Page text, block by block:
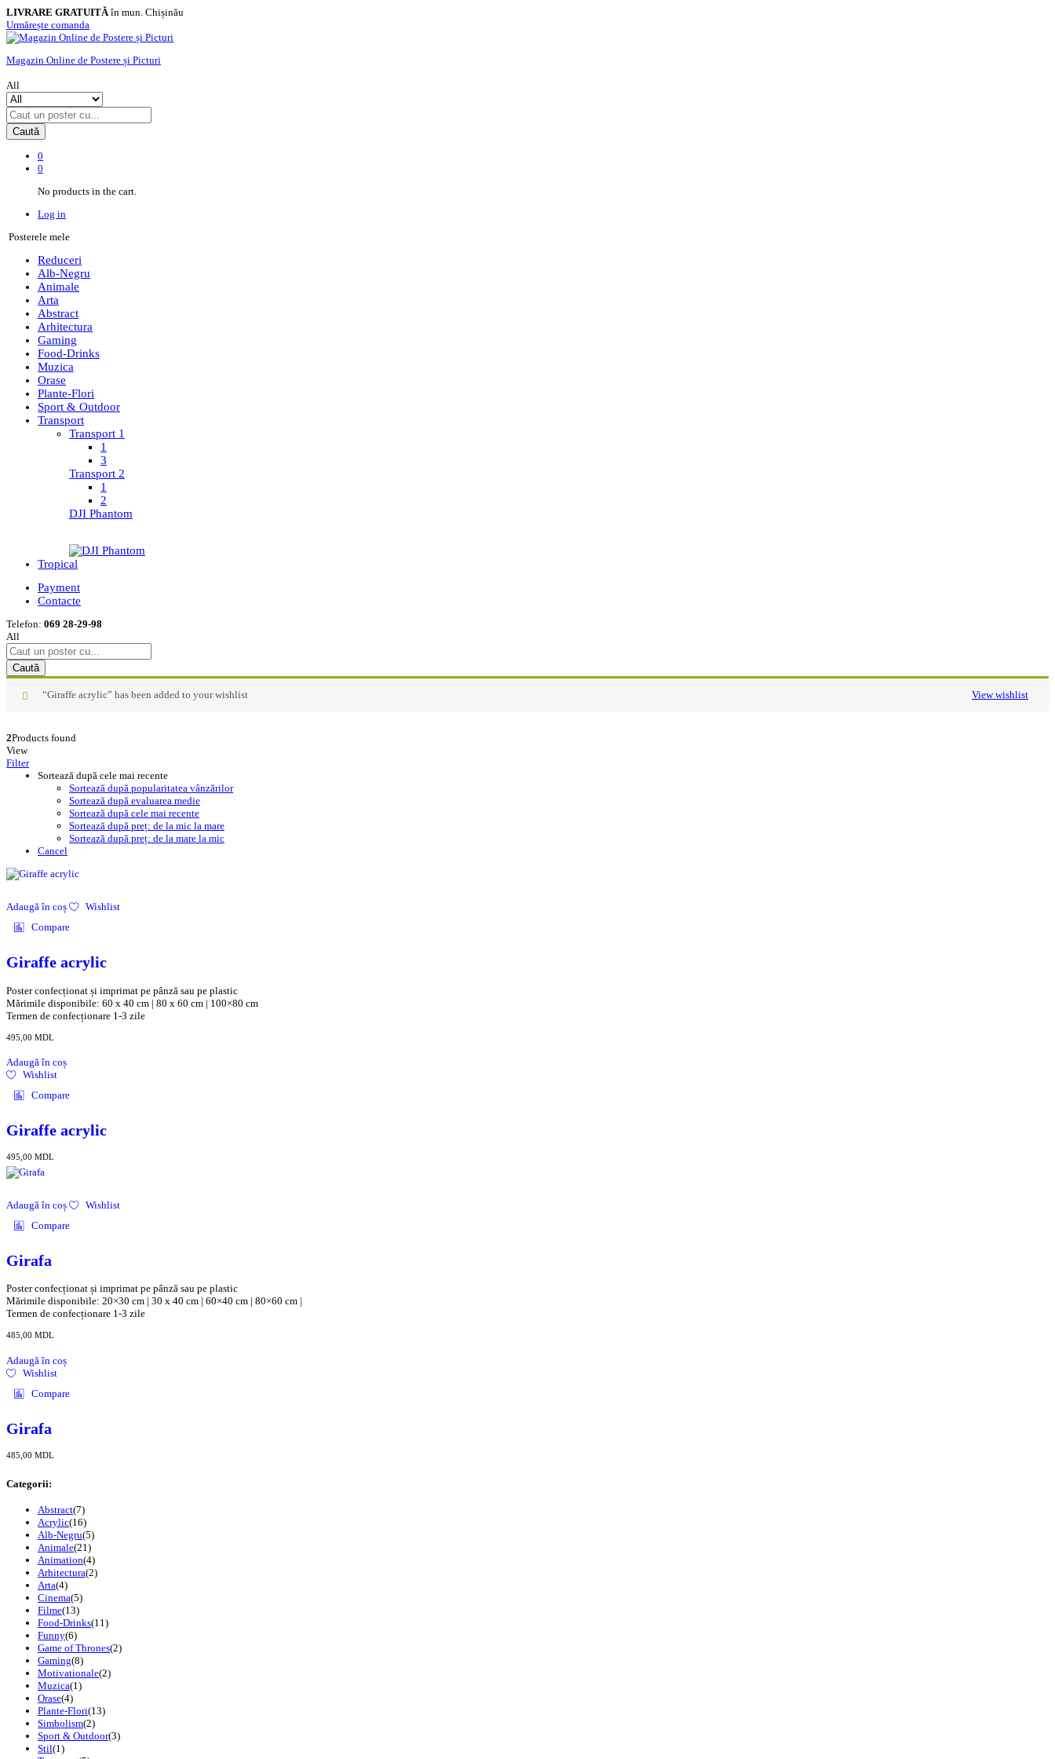
LIVRARE GRATUITĂîn mun. Chișinău
Urmărește comanda
Magazin Online de Postere și Picturi
All
Caută
0
0
No products in the cart.
Log in
Posterele mele
Reduceri
Alb-Negru
Animale
Arta
Abstract
Arhitectura
Gaming
Food-Drinks
Muzica
Orase
Plante-Flori
Sport & Outdoor
Transport
Transport 1
1
3
Transport 2
1
2
DJI Phantom
Tropical
Payment
Contacte
Telefon: 069 28-29-98
All
Caută
View wishlist
“Giraffe acrylic” has been added to your wishlist
2Products found
View
Filter
Sortează după cele mai recente
Sortează după popularitatea vânzărilor
Sortează după evaluarea medie
Sortează după cele mai recente
Sortează după preț: de la mic la mare
Sortează după preț: de la mare la mic
Cancel
Adaugă în coș
Wishlist
Compare
Giraffe acrylic
Poster confecționat și imprimat pe pânză sau pe plastic
Mărimile disponibile: 60 x 40 cm | 80 x 60 cm | 100×80 cm
Termen de confecționare 1-3 zile
495,00 MDL
Adaugă în coș
Wishlist
Compare
Giraffe acrylic
495,00 MDL
Adaugă în coș
Wishlist
Compare
Girafa
Poster confecționat și imprimat pe pânză sau pe plastic
Mărimile disponibile: 20×30 cm | 30 x 40 cm | 60×40 cm | 80×60 cm |
Termen de confecționare 1-3 zile
485,00 MDL
Adaugă în coș
Wishlist
Compare
Girafa
485,00 MDL
Categorii:
Abstract(7)
Acrylic(16)
Alb-Negru(5)
Animale(21)
Animation(4)
Arhitectura(2)
Arta(4)
Cinema(5)
Filme(13)
Food-Drinks(11)
Funny(6)
Game of Thrones(2)
Gaming(8)
Motivationale(2)
Muzica(1)
Orase(4)
Plante-Flori(13)
Simbolism(2)
Sport & Outdoor(3)
Stil(1)